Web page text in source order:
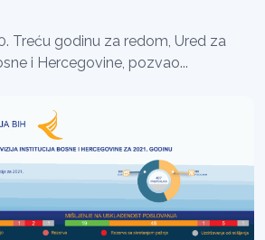
Treću godinu za redom, Ured za
i Hercegovine, pozvao...